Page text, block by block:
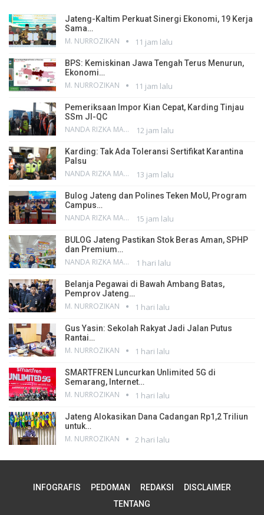
Jateng-Kaltim Perkuat Sinergi Ekonomi, 19 Kerja
Sama…
M. NURROZIKAN 11 jam lalu
BPS: Kemiskinan Jawa Tengah Terus Menurun,
Ekonomi…
M. NURROZIKAN 11 jam lalu
Pemeriksaan Impor Kian Cepat, Karding Tinjau
SSm JI-QC
NANDA RIZKA MAHENDRA 12 jam lalu
Karding: Tak Ada Toleransi Sertifikat Karantina
Palsu
NANDA RIZKA MAHENDRA 13 jam lalu
Bulog Jateng dan Polines Teken MoU, Program
Campus…
NANDA RIZKA MAHENDRA 15 jam lalu
BULOG Jateng Pastikan Stok Beras Aman, SPHP
dan Premium…
NANDA RIZKA MAHENDRA 1 hari lalu
Belanja Pegawai di Bawah Ambang Batas,
Pemprov Jateng…
M. NURROZIKAN 1 hari lalu
Gus Yasin: Sekolah Rakyat Jadi Jalan Putus
Rantai…
M. NURROZIKAN 1 hari lalu
SMARTFREN Luncurkan Unlimited 5G di
Semarang, Internet…
M. NURROZIKAN 1 hari lalu
Jateng Alokasikan Dana Cadangan Rp1,2 Triliun
untuk…
M. NURROZIKAN 2 hari lalu
INFOGRAFIS PEDOMAN REDAKSI
DISCLAIMER
TENTANG